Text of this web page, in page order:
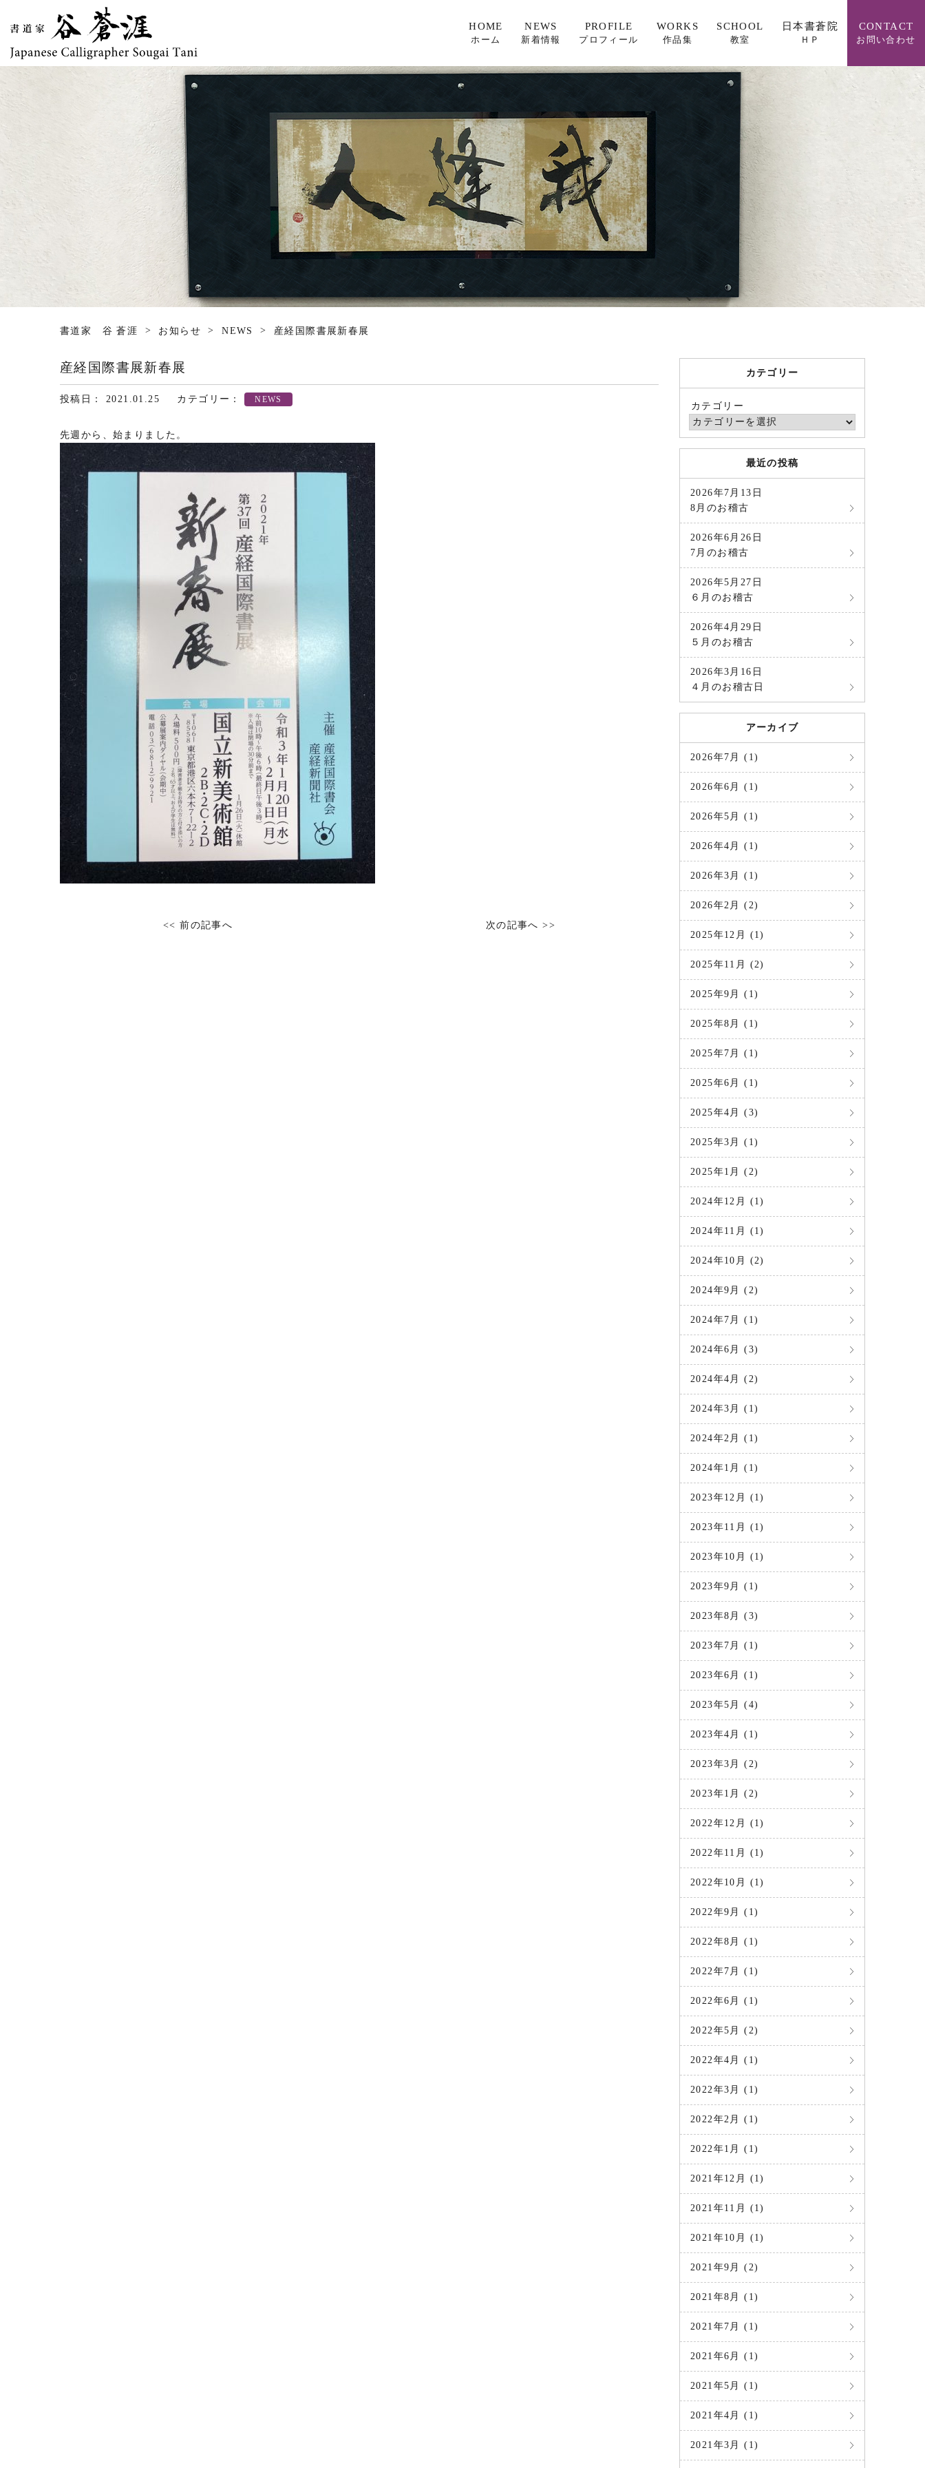
HOME
ホーム
NEWS
新着情報
PROFILE
プロフィール
WORKS
作品集
SCHOOL
教室
日本書蒼院
ＨＰ
CONTACT
お問い合わせ
書道家 谷 蒼涯 > お知らせ > NEWS > 産経国際書展新春展
産経国際書展新春展
投稿日： 2021.01.25 カテゴリー： NEWS
先週から、始まりました。
<< 前の記事へ 次の記事へ >>
カテゴリー
カテゴリー
最近の投稿
2026年7月13日
8月のお稽古
2026年6月26日
7月のお稽古
2026年5月27日
６月のお稽古
2026年4月29日
５月のお稽古
2026年3月16日
４月のお稽古日
アーカイブ
2026年7月 (1)
2026年6月 (1)
2026年5月 (1)
2026年4月 (1)
2026年3月 (1)
2026年2月 (2)
2025年12月 (1)
2025年11月 (2)
2025年9月 (1)
2025年8月 (1)
2025年7月 (1)
2025年6月 (1)
2025年4月 (3)
2025年3月 (1)
2025年1月 (2)
2024年12月 (1)
2024年11月 (1)
2024年10月 (2)
2024年9月 (2)
2024年7月 (1)
2024年6月 (3)
2024年4月 (2)
2024年3月 (1)
2024年2月 (1)
2024年1月 (1)
2023年12月 (1)
2023年11月 (1)
2023年10月 (1)
2023年9月 (1)
2023年8月 (3)
2023年7月 (1)
2023年6月 (1)
2023年5月 (4)
2023年4月 (1)
2023年3月 (2)
2023年1月 (2)
2022年12月 (1)
2022年11月 (1)
2022年10月 (1)
2022年9月 (1)
2022年8月 (1)
2022年7月 (1)
2022年6月 (1)
2022年5月 (2)
2022年4月 (1)
2022年3月 (1)
2022年2月 (1)
2022年1月 (1)
2021年12月 (1)
2021年11月 (1)
2021年10月 (1)
2021年9月 (2)
2021年8月 (1)
2021年7月 (1)
2021年6月 (1)
2021年5月 (1)
2021年4月 (1)
2021年3月 (1)